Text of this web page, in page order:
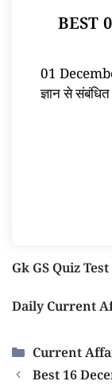
BEST
01
ज्ञान से
Gk GS Quiz
Daily Current
Categories
Current
Best 16